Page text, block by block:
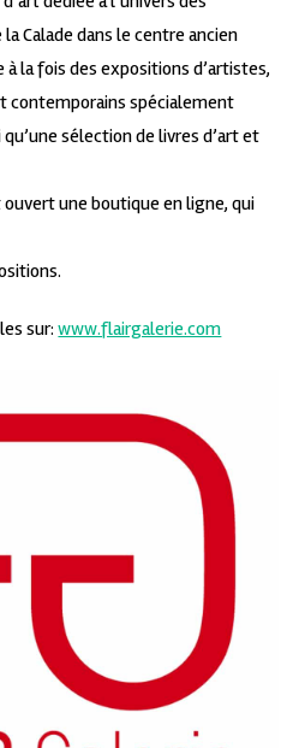
la Calade dans le centre ancien
à la fois des expositions d’artistes,
contemporains spécialement
sélection de livres d’art et
ouvert une boutique en ligne, qui
sur:www.flairgalerie.com